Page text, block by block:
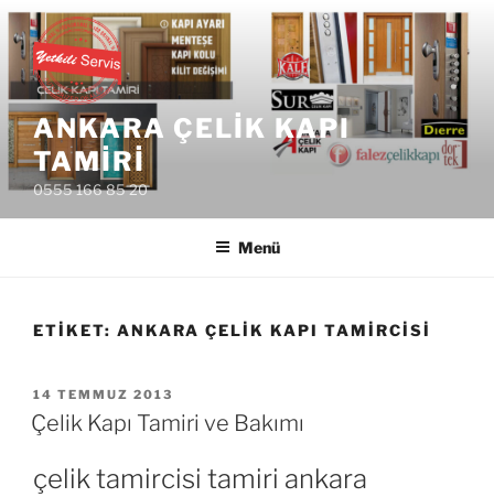
İçeriğe
geç
ANKARA ÇELIK KAPI
TAMIRI
0555 166 85 20
Menü
ETIKET: ANKARA ÇELIK KAPI TAMIRCISI
YAYIM
TARIHI
14 TEMMUZ 2013
Çelik Kapı Tamiri ve Bakımı
çelik tamircisi tamiri ankara